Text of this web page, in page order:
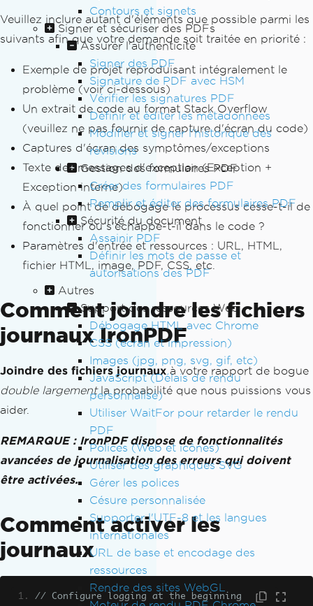
Contours et signets
Signer et sécuriser des PDFs
Assurer l'authenticité
Signer des PDF
Signature de PDF avec HSM
Vérifier les signatures PDF
Définir et éditer les métadonnées
Modifier et signer l'historique des
révisions
Gestion des formulaires PDF
Créer des formulaires PDF
Remplir et éditer des formulaires PDF
Sécurité du document
Assainir PDF
Définir les mots de passe et
autorisations des PDF
Autres
Support des ressources Web
Débogage HTML avec Chrome
CSS (écran et impression)
Images (jpg, png, svg, gif, etc)
JavaScript (Délais de rendu
personnalisé)
Utiliser WaitFor pour retarder le rendu
PDF
Polices (Web et icônes)
Utiliser des graphiques SVG
Gérer les polices
Césure personnalisée
Supporter l'UTF-8 et les langues
internationales
URL de base et encodage des
ressources
Rendre des sites WebGL
Veuillez inclure autant d'éléments que possible parmi les
suivants afin que votre demande soit traitée en priorité :
Exemple de projet reproduisant intégralement le
problème (voir ci-dessous)
Un extrait de code au format Stack Overflow
(veuillez ne pas fournir de capture d'écran du code)
Captures d'écran des symptômes/exceptions
Texte des messages d'exception (Exception +
Exception interne)
À quel point de débogage le processus cesse-t-il de
fonctionner ou s'échappe-t-il dans le code ?
Paramètres d'entrée et ressources : URL, HTML,
fichier HTML, image, PDF, CSS, etc.
Comment joindre les fichiers
journaux IronPDF
Joindre des fichiers journauxà votre rapport de bogue
double largementla probabilité que nous puissions vous
aider.
REMARQUE : IronPDF dispose de fonctionnalités
avancées de journalisation des erreurs qui doivent
être activées.
Comment activer les
journaux
// Configure logging at the beginning